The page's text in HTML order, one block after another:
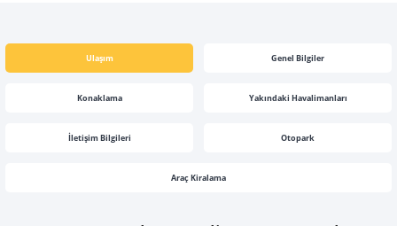
Ulaşım Genel Bilgiler
Konaklama Yakındaki Havalimanları
İletişim Bilgileri Otopark
Araç Kiralama